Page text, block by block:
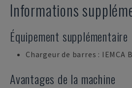
Informations
Équipement supplémentaire
Chargeur de barres : IEMCA
Avantages de la machine